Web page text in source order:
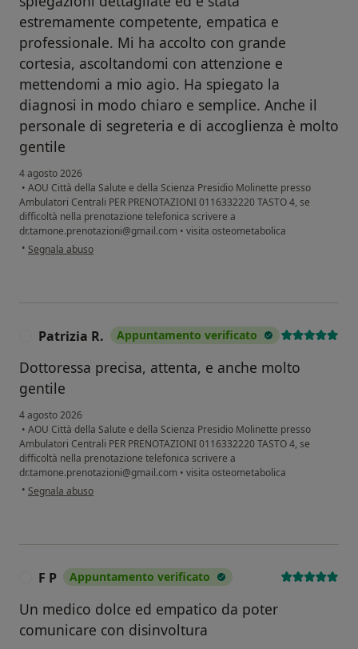
estremamente competente, empatica e
professionale. Mi ha accolto con grande
cortesia, ascoltandomi con attenzione e
mettendomi a mio agio. Ha spiegato la
diagnosi in modo chiaro e semplice. Anche il
personale di segreteria e di accoglienza è molto
gentile
4 agosto 2026
• AOU Città della Salute e della Scienza Presidio Molinette presso
Ambulatori Centrali PER PRENOTAZIONI 0116332220 TASTO 4, se
difficoltà nella prenotazione telefonica scrivere a
dr.tamone.prenotazioni@gmail.com • visita osteometabolica
• secondo l'opinione dell'utente M.D.B.
Segnala abuso
Patrizia R. Appuntamento verificato
Dottoressa precisa, attenta, e anche molto
gentile
4 agosto 2026
• AOU Città della Salute e della Scienza Presidio Molinette presso
Ambulatori Centrali PER PRENOTAZIONI 0116332220 TASTO 4, se
difficoltà nella prenotazione telefonica scrivere a
dr.tamone.prenotazioni@gmail.com • visita osteometabolica
• secondo l'opinione dell'utente Patrizia R.
Segnala abuso
F P Appuntamento verificato
Un medico dolce ed empatico da poter
comunicare con disinvoltura